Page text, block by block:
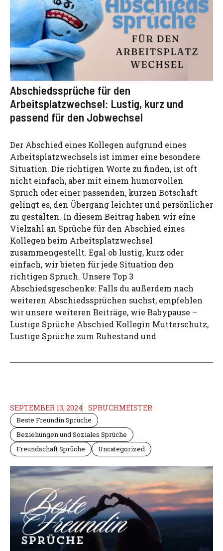
Abschiedssprüche für den
Arbeitsplatzwechsel: Lustig, kurz und
passend für den Jobwechsel
Der Abschied eines Kollegen aufgrund eines
Arbeitsplatzwechsels ist immer eine besondere
Situation. Die richtigen Worte zu finden, ist oft
nicht einfach, aber mit einem humorvollen
Spruch oder einer passenden, kurzen Botschaft
gelingt es, den Übergang leichter und persönlicher
zu gestalten. In diesem Beitrag haben wir eine
Vielzahl an Sprüche für den Abschied eines
Kollegen beim Arbeitsplatzwechsel
zusammengestellt. Egal ob lustig, kurz oder
einfach, wir bieten für jede Situation den
richtigen Spruch. Unsere Top 3
Abschiedsgeschenke: Falls du außerdem nach
weiteren Abschiedssprüchen suchst, empfehlen
wir unsere weiteren Beiträge, wie Babypause –
Lustige Sprüche Abschied Kollegin Mutterschutz,
Lustige Sprüche zum Ruhestand und
SEPTEMBER 13, 2024 SPRUCHMEISTER
Beste Freundin Sprüche
Beziehungen und Soziales Sprüche
Freundschaft Sprüche
Uncategorized